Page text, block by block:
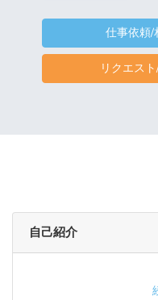
仕事依頼/
リクエス
自己紹介